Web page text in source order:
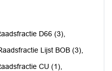
D66 (3),
Lijst BOB (3),
CU (1),